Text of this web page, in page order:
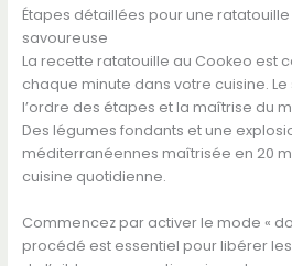
Étapes détaillées pour une
savoureuse
La recette ratatouille au Cookeo est
chaque minute dans votre cuisine.
l’ordre des étapes et la maîtrise du
Des légumes fondants et une
méditerranéennes maîtrisée en 20
cuisine quotidienne.
Commencez par activer le mode «
procédé est essentiel pour libérer